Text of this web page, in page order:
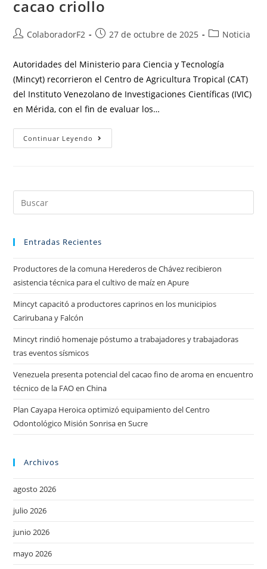
cacao criollo
ColaboradorF2 27 de octubre de 2025 Noticia
Autoridades del Ministerio para Ciencia y Tecnología
(Mincyt) recorrieron el Centro de Agricultura Tropical (CAT)
del Instituto Venezolano de Investigaciones Científicas (IVIC)
en Mérida, con el fin de evaluar los…
Continuar Leyendo
Entradas Recientes
Productores de la comuna Herederos de Chávez recibieron
asistencia técnica para el cultivo de maíz en Apure
Mincyt capacitó a productores caprinos en los municipios
Carirubana y Falcón
Mincyt rindió homenaje póstumo a trabajadores y trabajadoras
tras eventos sísmicos
Venezuela presenta potencial del cacao fino de aroma en encuentro
técnico de la FAO en China
Plan Cayapa Heroica optimizó equipamiento del Centro
Odontológico Misión Sonrisa en Sucre
Archivos
agosto 2026
julio 2026
junio 2026
mayo 2026